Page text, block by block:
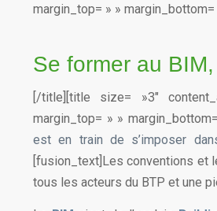
margin_top= » » margin_bottom=
Se former au
[/title][title size= »3″
margin_top= » »
est en train de s’imposer
[fusion_text]Les conventions et
tous les acteurs du BTP et une